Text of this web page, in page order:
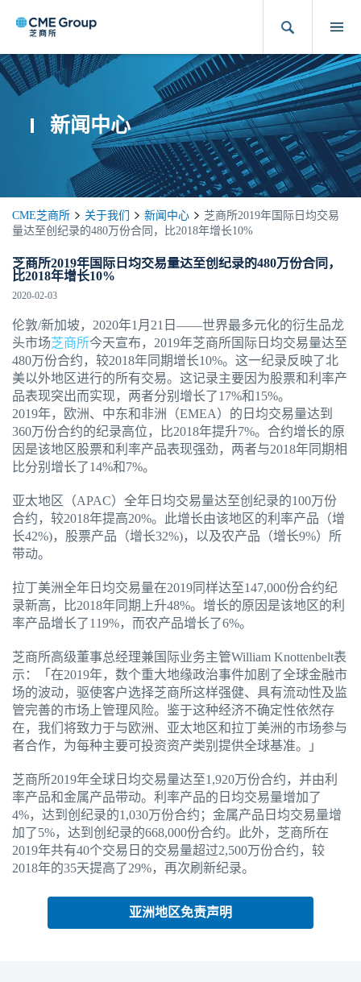
新闻中心
CME芝商所 关于我们 新闻中心
芝商所2019年国际日均交易
量达至创纪录的480万份合同，比2018年增长10%
芝商所2019年国际日均交易量达至创纪录的480万份合同，
比2018年增长10%
2020-02-03
伦敦/新加坡，2020年1月21日——世界最多元化的衍生品龙
头市场芝商所今天宣布，2019年芝商所国际日均交易量达至
480万份合约，较2018年同期增长10%。这一纪录反映了北
美以外地区进行的所有交易。这记录主要因为股票和利率产
品表现突出而实现，两者分别增长了17%和15%。
2019年，欧洲、中东和非洲（EMEA）的日均交易量达到
360万份合约的纪录高位，比2018年提升7%。合约增长的原
因是该地区股票和利率产品表现强劲，两者与2018年同期相
比分别增长了14%和7%。
亚太地区（APAC）全年日均交易量达至创纪录的100万份
合约，较2018年提高20%。此增长由该地区的利率产品（增
长42%)，股票产品（增长32%)，以及农产品（增长9%）所
带动。
拉丁美洲全年日均交易量在2019同样达至147,000份合约纪
录新高，比2018年同期上升48%。增长的原因是该地区的利
率产品增长了119%，而农产品增长了6%。
芝商所高级董事总经理兼国际业务主管William Knottenbelt表
示：「在2019年，数个重大地缘政治事件加剧了全球金融市
场的波动，驱使客户选择芝商所这样强健、具有流动性及监
管完善的市场上管理风险。鉴于这种经济不确定性依然存
在，我们将致力于与欧洲、亚太地区和拉丁美洲的市场参与
者合作，为每种主要可投资资产类别提供全球基准。」
芝商所2019年全球日均交易量达至1,920万份合约，并由利
率产品和金属产品带动。利率产品的日均交易量增加了
4%，达到创纪录的1,030万份合约；金属产品日均交易量增
加了5%，达到创纪录的668,000份合约。此外，芝商所在
2019年共有40个交易日的交易量超过2,500万份合约，较
2018年的35天提高了29%，再次刷新纪录。
亚洲地区免责声明